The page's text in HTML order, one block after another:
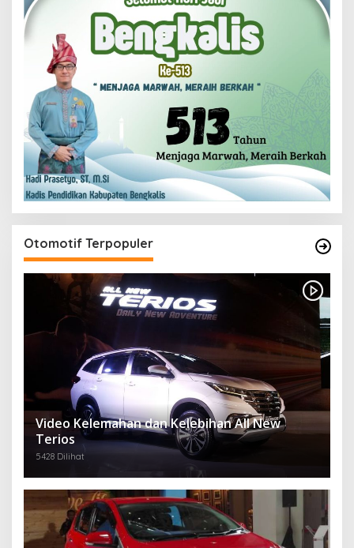
Otomotif Terpopuler
Video Kelemahan dan Kelebihan All New
Terios
5428 Dilihat